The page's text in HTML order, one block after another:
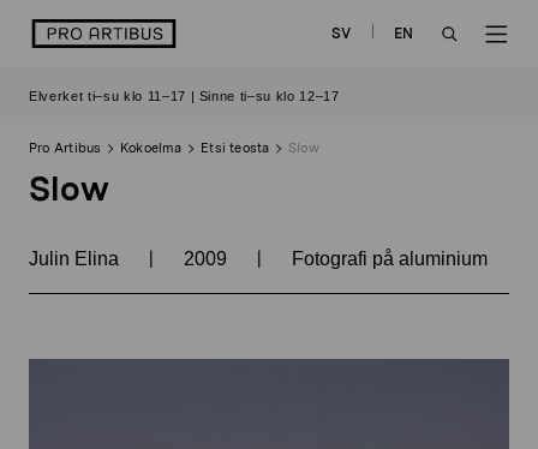
sisältöön
logo SV
EN
Elverket ti–su klo 11–17 | Sinne ti–su klo 12–17
Pro Artibus Kokoelma Etsi teosta Slow
Slow
Julin Elina | 2009 | Fotografi på aluminium